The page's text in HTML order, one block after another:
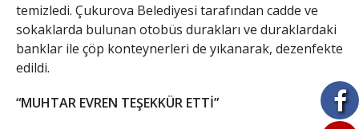
temizledi. Çukurova Belediyesi tarafından cadde ve
sokaklarda bulunan otobüs durakları ve duraklardaki
banklar ile çöp konteynerleri de yıkanarak, dezenfekte
edildi.
“MUHTAR EVREN TEŞEKKÜR ETTİ”